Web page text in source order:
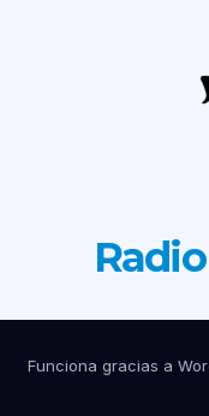
Funciona gracias a